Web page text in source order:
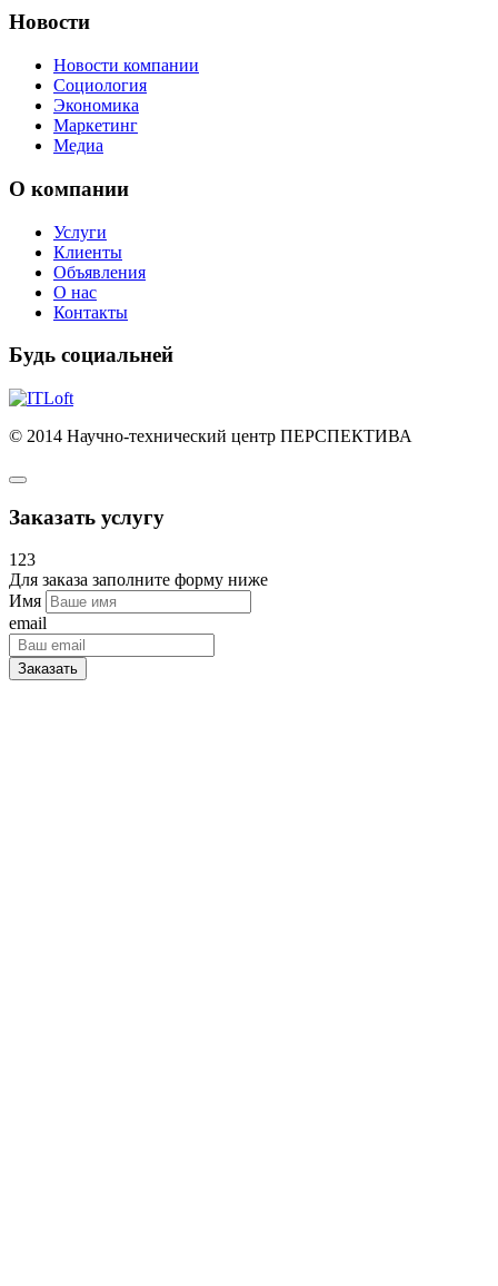
Новости
Новости компании
Социология
Экономика
Маркетинг
Медиа
О компании
Услуги
Клиенты
Объявления
О нас
Контакты
Будь социальней
© 2014 Научно-технический центр ПЕРСПЕКТИВА
Заказать услугу
123
Для заказа заполните форму ниже
Имя
email
Заказать